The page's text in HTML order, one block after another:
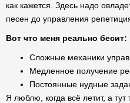
как кажется. Здесь надо
песен до управления
Вот что меня реально бесит:
Сложные механики
Медленное получение
Постоянные нудные
Я люблю, когда всё летит, а